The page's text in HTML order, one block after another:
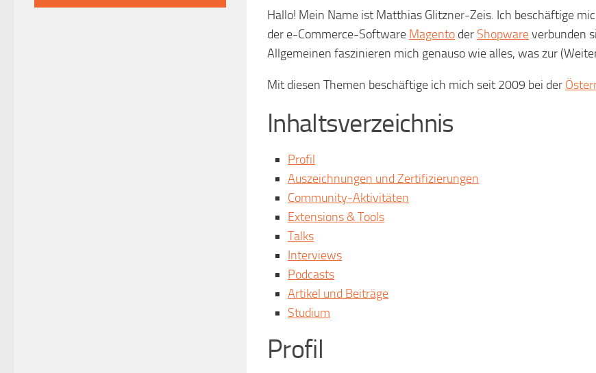
Hallo! Mein Name ist Matthias Glitzner-Zeis. Ich beschäftige
der e-Commerce-Software Magento der Shopwareverbunden
Allgemeinen faszinieren mich genauso wie alles, was zur
Mit diesen Themen beschäftige ich mich seit 2009 bei der
Inhaltsverzeichnis
Profil
Auszeichnungen und Zertifizierungen
Community-Aktivitäten
Extensions & Tools
Talks
Interviews
Podcasts
Artikel und Beiträge
Studium
Profil